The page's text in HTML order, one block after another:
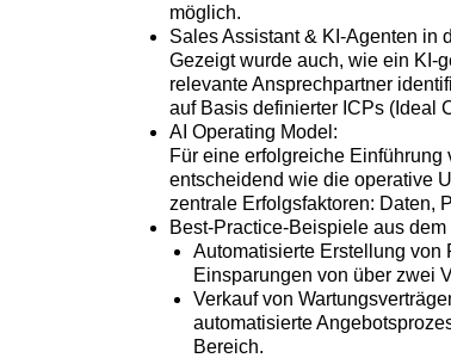
möglich.
Sales Assistant & KI-Agenten in
Gezeigt wurde auch, wie ein KI-
relevante Ansprechpartner
auf Basis definierter ICPs (Ideal
AI Operating Model:
Für eine erfolgreiche
entscheidend wie die operative
zentrale Erfolgsfaktoren: Daten,
Best-Practice-Beispiele aus dem
Automatisierte Erstellung von
Einsparungen von über zwei
Verkauf von
automatisierte
Bereich.